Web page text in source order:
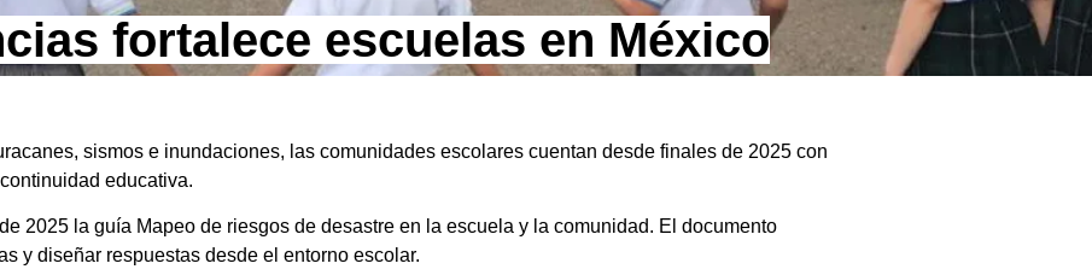
fortalece escuelas en México
sismos e inundaciones, las comunidades escolares cuentan desde finales de 2025 con
educativa.
2025 la guía Mapeo de riesgos de desastre en la escuela y la comunidad. El documento
y diseñar respuestas desde el entorno escolar.